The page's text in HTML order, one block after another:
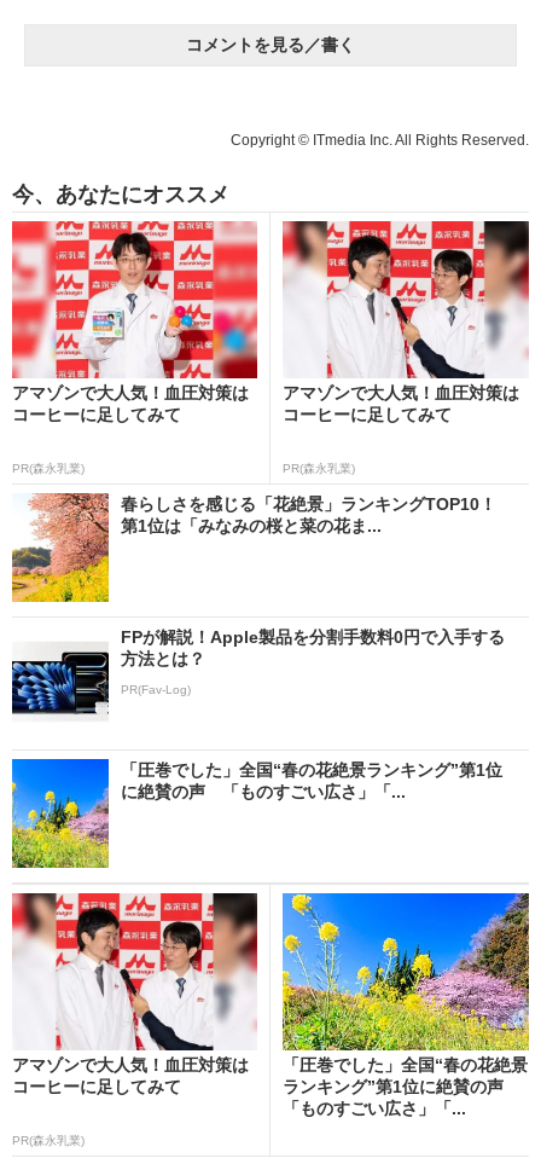
コメントを見る／書く
Copyright © ITmedia Inc. All Rights Reserved.
今、あなたにオススメ
アマゾンで大人気！血圧対策は
コーヒーに足してみて
PR(森永乳業)
アマゾンで大人気！血圧対策は
コーヒーに足してみて
PR(森永乳業)
春らしさを感じる「花絶景」ランキングTOP10！
第1位は「みなみの桜と菜の花ま...
FPが解説！Apple製品を分割手数料0円で入手する
方法とは？
PR(Fav-Log)
「圧巻でした」全国“春の花絶景ランキング”第1位
に絶賛の声 「ものすごい広さ」「...
アマゾンで大人気！血圧対策は
コーヒーに足してみて
PR(森永乳業)
「圧巻でした」全国“春の花絶景
ランキング”第1位に絶賛の声
「ものすごい広さ」「...